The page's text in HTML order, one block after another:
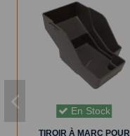
En Stock
TIROIR À MARC POUR